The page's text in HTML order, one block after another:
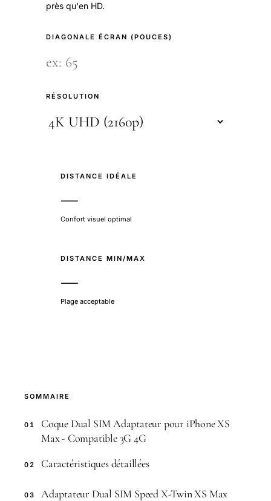
près qu'en HD.
DIAGONALE ÉCRAN (POUCES)
RÉSOLUTION
DISTANCE IDÉALE
—
Confort visuel optimal
DISTANCE MIN/MAX
—
Plage acceptable
SOMMAIRE
01
Coque Dual SIM Adaptateur pour iPhone XS
Max - Compatible 3G 4G
02 Caractéristiques détaillées
03
Adaptateur Dual SIM Speed X-Twin XS Max